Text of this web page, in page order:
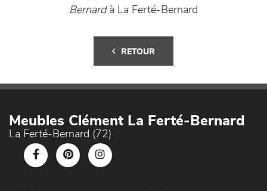
Bernardà La Ferté-Bernard
RETOUR
Meubles Clément La Ferté-Bernard
La Ferté-Bernard (72)